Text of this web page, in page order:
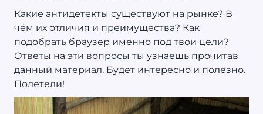
Какие антидетекты существуют на рынке? В
чём их отличия и преимущества? Как
подобрать браузер именно под твои цели?
Ответы на эти вопросы ты узнаешь прочитав
данный материал. Будет интересно и полезно.
Полетели!